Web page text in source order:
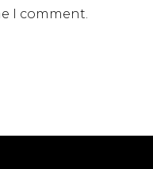
I comment.